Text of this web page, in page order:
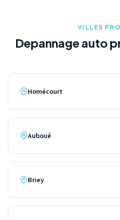
VILLES
Depannage auto
Homécourt
Auboué
Briey